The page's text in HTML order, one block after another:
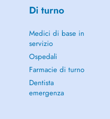
Di turno
Medici di base in
servizio
Ospedali
Farmacie di turno
Dentista
emergenza